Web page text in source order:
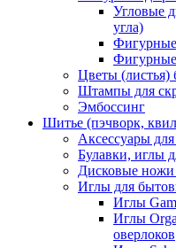
Угловые
угла)
Цветы (листья)
Штампы для
Эмбоссинг
Шитье (пэчворк,
Аксессуары
Булавки, иглы
Дисковые ножи
Иглы для
Иглы
Иглы
оверлоков